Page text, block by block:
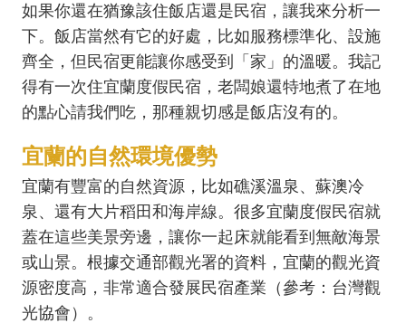
如果你還在猶豫該住飯店還是民宿，讓我來分析一
下。飯店當然有它的好處，比如服務標準化、設施
齊全，但民宿更能讓你感受到「家」的溫暖。我記
得有一次住宜蘭度假民宿，老闆娘還特地煮了在地
的點心請我們吃，那種親切感是飯店沒有的。
宜蘭的自然環境優勢
宜蘭有豐富的自然資源，比如礁溪溫泉、蘇澳冷
泉、還有大片稻田和海岸線。很多宜蘭度假民宿就
蓋在這些美景旁邊，讓你一起床就能看到無敵海景
或山景。根據交通部觀光署的資料，宜蘭的觀光資
源密度高，非常適合發展民宿產業（參考： 台灣觀
光協會 ）。